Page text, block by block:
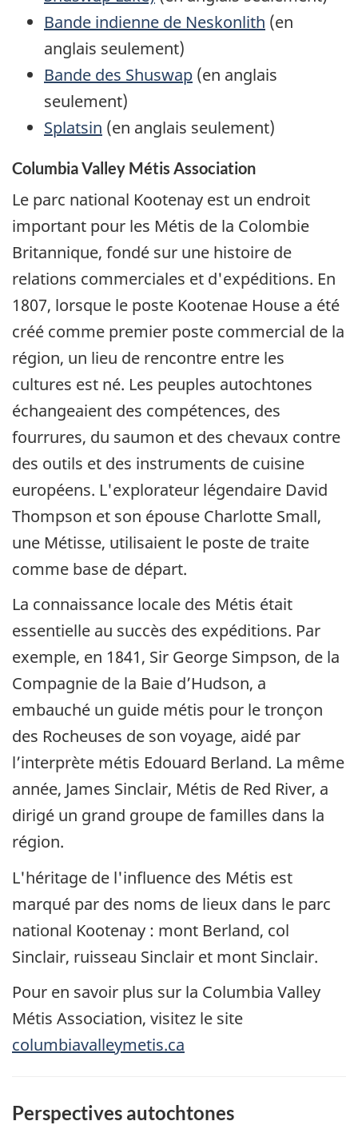
Bande indienne de Neskonlith (en
anglais seulement)
Bande des Shuswap (en anglais
seulement)
Splatsin (en anglais seulement)
Columbia Valley Métis Association
Le parc national Kootenay est un endroit
important pour les Métis de la Colombie
Britannique, fondé sur une histoire de
relations commerciales et d'expéditions. En
1807, lorsque le poste Kootenae House a été
créé comme premier poste commercial de la
région, un lieu de rencontre entre les
cultures est né. Les peuples autochtones
échangeaient des compétences, des
fourrures, du saumon et des chevaux contre
des outils et des instruments de cuisine
européens. L'explorateur légendaire David
Thompson et son épouse Charlotte Small,
une Métisse, utilisaient le poste de traite
comme base de départ.
La connaissance locale des Métis était
essentielle au succès des expéditions. Par
exemple, en 1841, Sir George Simpson, de la
Compagnie de la Baie d’Hudson, a
embauché un guide métis pour le tronçon
des Rocheuses de son voyage, aidé par
l’interprète métis Edouard Berland. La même
année, James Sinclair, Métis de Red River, a
dirigé un grand groupe de familles dans la
région.
L'héritage de l'influence des Métis est
marqué par des noms de lieux dans le parc
national Kootenay : mont Berland, col
Sinclair, ruisseau Sinclair et mont Sinclair.
Pour en savoir plus sur la Columbia Valley
Métis Association, visitez le site
columbiavalleymetis.ca
Perspectives autochtones